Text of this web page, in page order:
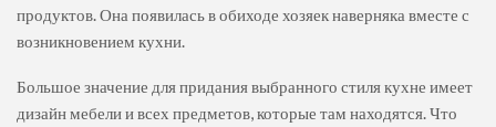
продуктов. Она появилась в обиходе хозяек наверняка вместе с
возникновением кухни.
Большое значение для придания выбранного стиля кухне имеет
дизайн мебели и всех предметов, которые там находятся. Что